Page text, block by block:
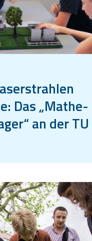
Das „Mathe-
an der TU